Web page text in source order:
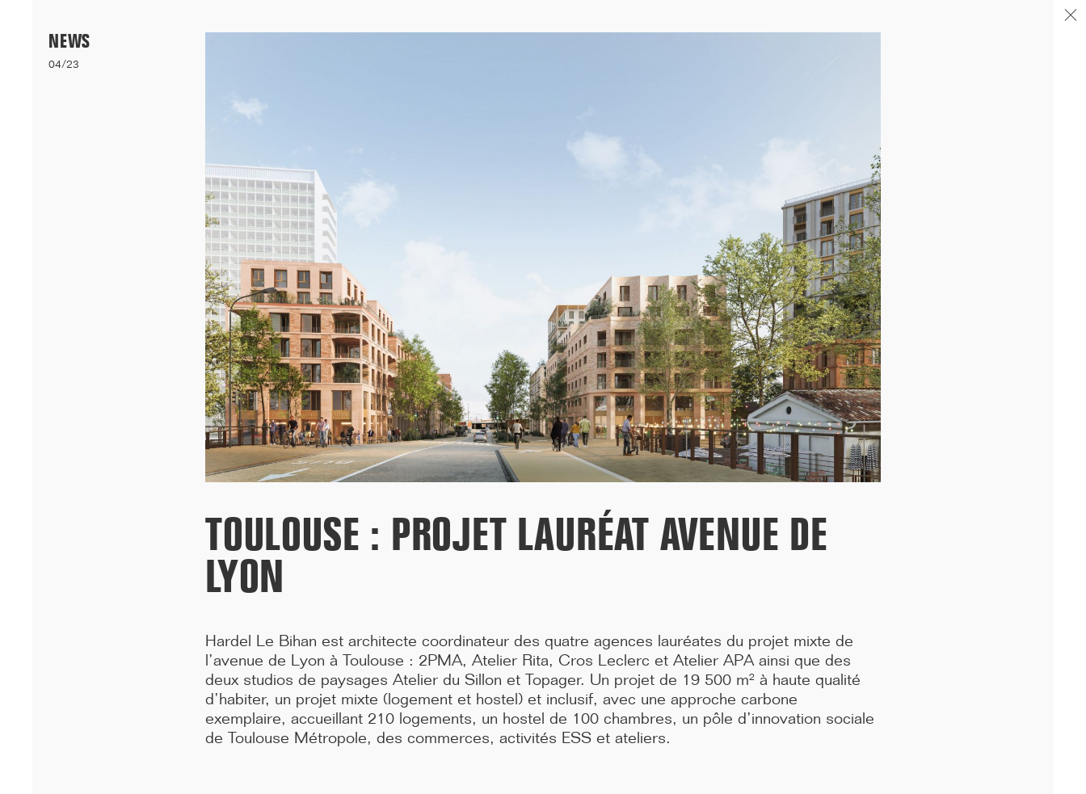
Nos logements bioclimatiques pour les étudiants de l'Université
Cheikh Anta Diop de Dakar remportent le prixA+AWARDS 2026
04/26
INAUGURATION ZANNIER HOTELS BENDOR
Après six ans de présence sur le projet de Renaissance de l'île de
Bendor dans le Var, don...[...]
04/26
FIN DE GROS ŒUVRE PORTE DE SAINT-OUEN
Après la livraison de l'immeuble totem en proue sur le
périphérique, nous avons fêté avec les équipes...[...]
INAUGURATION DES BUREAUX PASTEUR
Ce 15 décembre, les bureaux du 90 Bd Pasteur à Paris ont été
inaugurés sous le signe de la fidél...[...]
CAMPUS SORBONNE PITIÉ-SALPÊTRIÈRE :
PROJET LAURÉAT
Notre projet est lauréat pour la rénovation de la faculté de
médecine de Paris située 91, Boulevard de l'...[...]
11/25
DÉMARRAGE : 250 LOGEMENTS ÉTUDIANTS,
RENNES
Lancement des études pour la réalisation d'une résidence de 250
NEWS
04/23
TOULOUSE : PROJET LAURÉAT AVENUE DE
LYON
Hardel Le Bihan est architecte coordinateur des quatre agences lauréates du projet mixte de
l’avenue de Lyon à Toulouse : 2PMA, Atelier Rita, Cros Leclerc et Atelier APA ainsi que des
deux studios de paysages Atelier du Sillon et Topager. Un projet de 19 500 m² à haute qualité
d’habiter, un projet mixte (logement et hostel) et inclusif, avec une approche carbone
exemplaire, accueillant 210 logements, un hostel de 100 chambres, un pôle d’innovation sociale
de Toulouse Métropole, des commerces, activités ESS et ateliers.